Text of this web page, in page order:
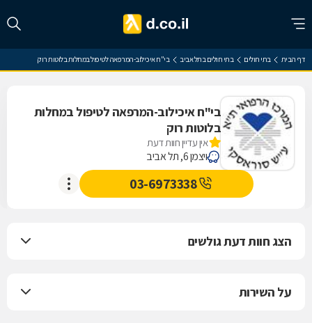
דף הבית בתי חולים בתי חולים בתל אביב בי"ח איכילוב-המרפאה לטיפול במחלות בלוטות רוק
בי"ח איכילוב-המרפאה לטיפול במחלות
בלוטות רוק
אין עדיין חוות דעת
ויצמן 6, תל אביב
03-6973338
הצג חוות דעת גולשים
על השירות